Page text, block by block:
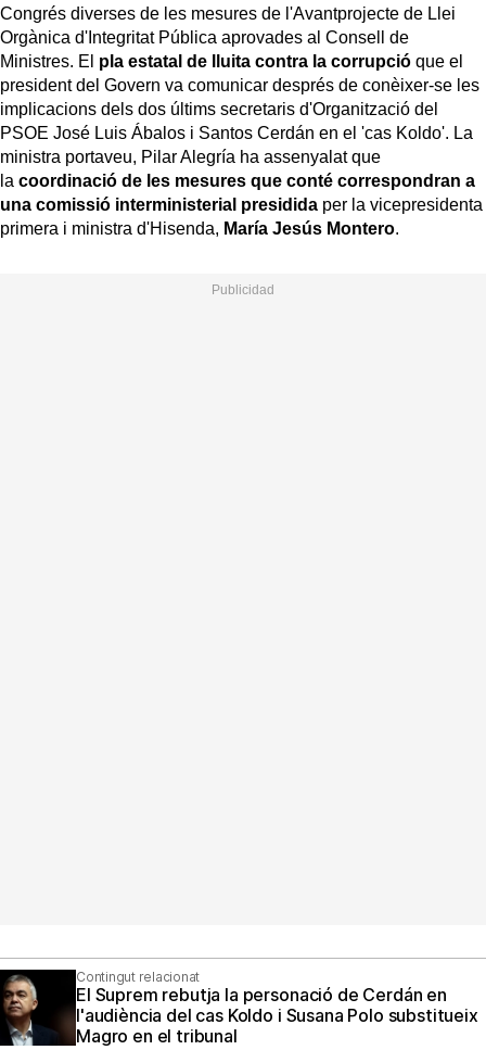
Congrés diverses de les mesures de l'Avantprojecte de Llei
Orgànica d'Integritat Pública aprovades al Consell de
Ministres. El pla estatal de lluita contra la corrupció que el
president del Govern va comunicar després de conèixer-se les
implicacions dels dos últims secretaris d'Organització del
PSOE José Luis Ábalos i Santos Cerdán en el 'cas Koldo'. La
ministra portaveu, Pilar Alegría ha assenyalat que
la coordinació de les mesures que conté correspondran a
una comissió interministerial presidida per la vicepresidenta
primera i ministra d'Hisenda, María Jesús Montero.
Contingut relacionat
El Suprem rebutja la personació de Cerdán en
l'audiència del cas Koldo i Susana Polo substitueix
Magro en el tribunal